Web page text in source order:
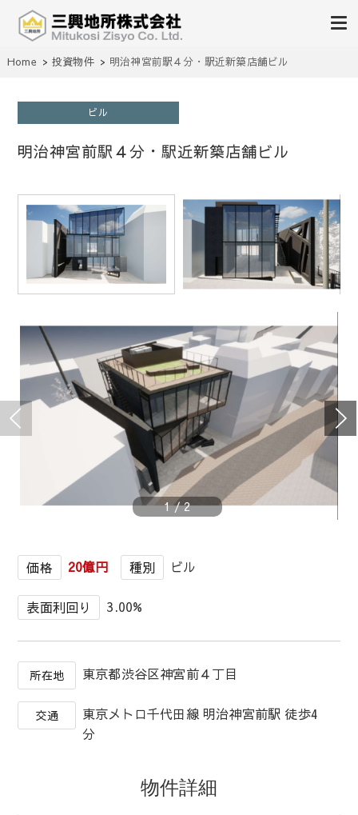
三興地所株式会社
不動産の売買、賃貸、仲介、管理
Home 投資物件 明治神宮前駅４分・駅近新築店舗ビル
ビル
明治神宮前駅４分・駅近新築店舗ビル
1/2
価格 20億円 種別 ビル
表面利回り 3.00%
所在地 東京都渋谷区神宮前４丁目
交通
東京メトロ千代田線 明治神宮前駅 徒歩4
分
物件詳細